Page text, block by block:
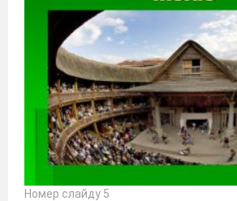
Номер слайду 5